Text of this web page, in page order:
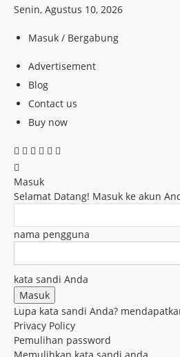
Senin, Agustus 10, 2026
Masuk / Bergabung
Advertisement
Blog
Contact us
Buy now
Masuk
Selamat Datang! Masuk ke akun
nama pengguna
kata sandi Anda
Lupa kata sandi Anda?
Privacy Policy
Pemulihan password